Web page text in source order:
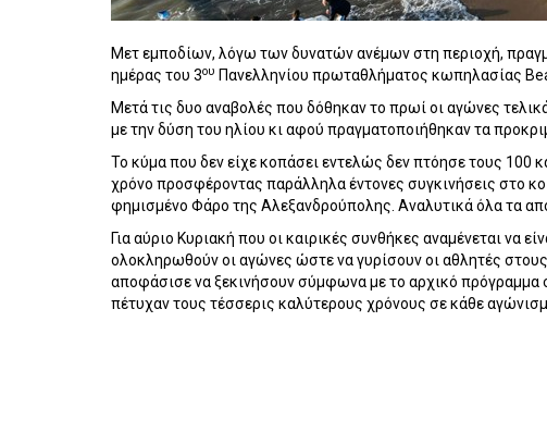
Μετ εμποδίων, λόγω των δυνατών ανέμων στη περιοχή,
ημέρας του 3ου Πανελληνίου πρωταθλήματος κωπηλασίας
Μετά τις δυο αναβολές που δόθηκαν το πρωί οι αγώνες
με την δύση του ηλίου κι αφού πραγματοποιήθηκαν τα
Το κύμα που δεν είχε κοπάσει εντελώς δεν πτόησε τους 100
χρόνο προσφέροντας παράλληλα έντονες συγκινήσεις στο
φημισμένο Φάρο της Αλεξανδρούπολης. Αναλυτικά όλα τα
Για αύριο Κυριακή που οι καιρικές συνθήκες αναμένεται να
ολοκληρωθούν οι αγώνες ώστε να γυρίσουν οι αθλητές
αποφάσισε να ξεκινήσουν σύμφωνα με το αρχικό
πέτυχαν τους τέσσερις καλύτερους χρόνους σε κάθε